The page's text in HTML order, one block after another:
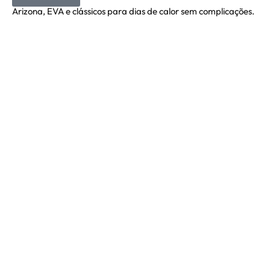
Arizona, EVA e clássicos para dias de calor sem complicações.